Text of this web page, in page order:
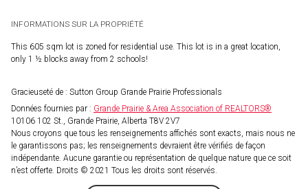
INFORMATIONS SUR LA PROPRIÉTÉ
This 605 sqm lot is zoned for residential use. This lot is in a great location,
only 1 ½ blocks away from 2 schools!
Gracieuseté de : Sutton Group Grande Prairie Professionals
Données fournies par : Grande Prairie & Area Association of REALTORS®
10106 102 St., Grande Prairie, Alberta T8V 2V7
Nous croyons que tous les renseignements affichés sont exacts, mais nous ne
le garantissons pas; les renseignements devraient être vérifiés de façon
indépendante. Aucune garantie ou représentation de quelque nature que ce soit
n’est offerte. Droits © 2021 Tous les droits sont réservés.